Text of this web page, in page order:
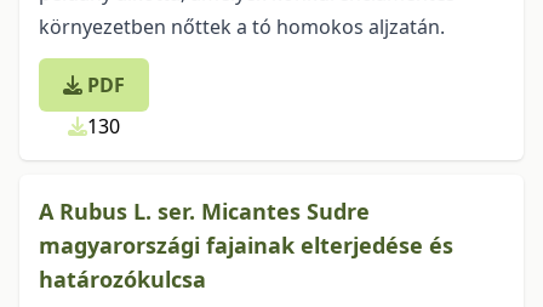
környezetben nőttek a tó homokos aljzatán.
PDF
130
A Rubus L. ser. Micantes Sudre
magyarországi fajainak elterjedése és
határozókulcsa